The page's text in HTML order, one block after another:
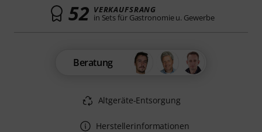
52 VERKAUFSRANG
in Sets für Gastronomie u. Gewerbe
Beratung
Altgeräte-Entsorgung
Herstellerinformationen